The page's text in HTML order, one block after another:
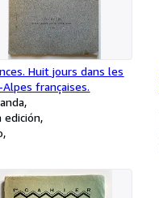
Huit jours dans les
françaises.
edición